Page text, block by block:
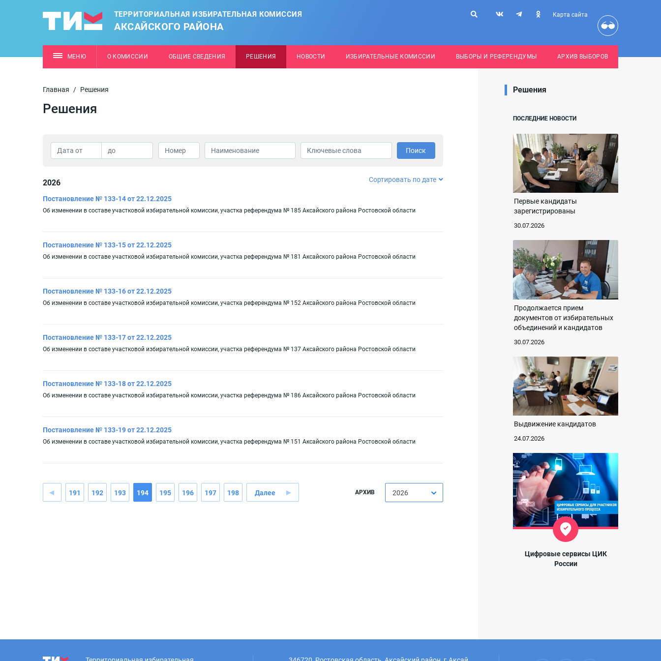
ТЕРРИТОРИАЛЬНАЯ ИЗБИРАТЕЛЬНАЯ КОМИССИЯ
АКСАЙСКОГО РАЙОНА
Карта сайта
МЕНЮ О КОМИССИИ ОБЩИЕ СВЕДЕНИЯ РЕШЕНИЯ НОВОСТИ ИЗБИРАТЕЛЬНЫЕ КОМИССИИ ВЫБОРЫ И РЕФЕРЕНДУМЫ АРХИВ ВЫБОРОВ
Главная / Решения
Решения
Поиск
2026 Сортировать по дате
Постановление № 133-14 от 22.12.2025
Об изменении в составе участковой избирательной комиссии, участка референдума № 185 Аксайского района Ростовской области
Постановление № 133-15 от 22.12.2025
Об изменении в составе участковой избирательной комиссии, участка референдума № 181 Аксайского района Ростовской области
Постановление № 133-16 от 22.12.2025
Об изменении в составе участковой избирательной комиссии, участка референдума № 152 Аксайского района Ростовской области
Постановление № 133-17 от 22.12.2025
Об изменении в составе участковой избирательной комиссии, участка референдума № 137 Аксайского района Ростовской области
Постановление № 133-18 от 22.12.2025
Об изменении в составе участковой избирательной комиссии, участка референдума № 186 Аксайского района Ростовской области
Постановление № 133-19 от 22.12.2025
Об изменении в составе участковой избирательной комиссии, участка референдума № 151 Аксайского района Ростовской области
191 192 193 194 195 196 197 198 Далее АРХИВ 2026
Решения
ПОСЛЕДНИЕ НОВОСТИ
Первые кандидаты
зарегистрированы
30.07.2026
Продолжается прием
документов от избирательных
объединений и кандидатов
30.07.2026
Выдвижение кандидатов
24.07.2026
Цифровые сервисы ЦИК
России